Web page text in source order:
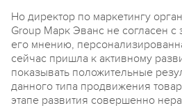
Но директор по маркетингу
Group Марк Эванс не согласен
его мнению,
сейчас пришла к активному
показывать положительные
данного типа продвижения
этапе развития совершенно